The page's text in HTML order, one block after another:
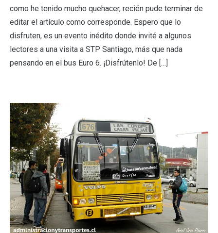
como he tenido mucho quehacer, recién pude terminar de
editar el artículo como corresponde. Espero que lo
disfruten, es un evento inédito donde invité a algunos
lectores a una visita a STP Santiago, más que nada
pensando en el bus Euro 6. ¡Disfrútenlo! De […]